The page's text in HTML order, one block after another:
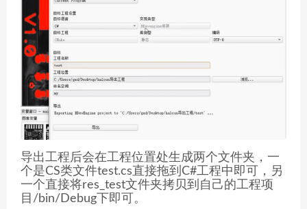
导出工程后会在工程位置处生成两个文件夹，一
个是CS类文件test.cs直接拖到C#工程中即可，另
一个直接将res_test文件夹拷贝到自己的工程项
目/bin/Debug下即可。